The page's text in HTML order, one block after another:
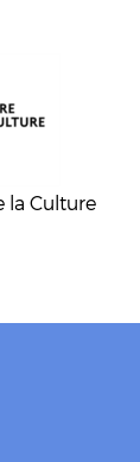
la Culture